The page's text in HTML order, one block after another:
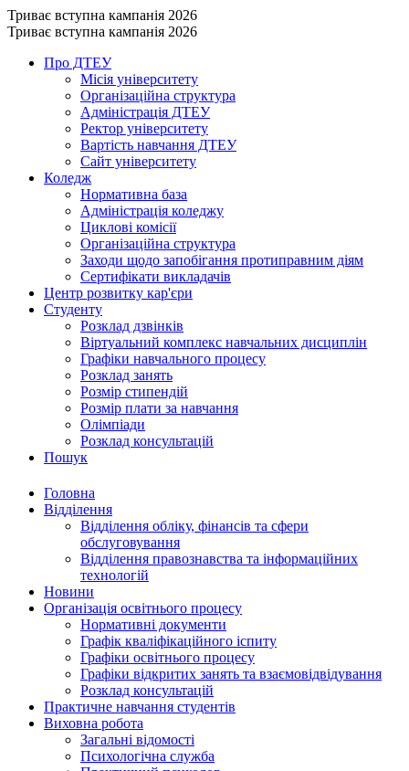
Триває вступна кампанія 2026
Триває вступна кампанія 2026
Про ДТЕУ
Місія університету
Організаційна структура
Адміністрація ДТЕУ
Ректор університету
Вартість навчання ДТЕУ
Сайт університету
Коледж
Нормативна база
Адміністрація коледжу
Циклові комісії
Організаційна структура
Заходи щодо запобігання протиправним діям
Сертифікати викладачів
Центр розвитку кар'єри
Студенту
Розклад дзвінків
Віртуальний комплекс навчальних дисциплін
Графіки навчального процесу
Розклад занять
Розмір стипендій
Розмір плати за навчання
Олімпіади
Розклад консультацій
Пошук
Головна
Відділення
Відділення обліку, фінансів та сфери
обслуговування
Відділення правознавства та інформаційних
технологій
Новини
Організація освітнього процесу
Нормативні документи
Графік кваліфікаційного іспиту
Графіки освітнього процесу
Графіки відкритих занять та взаємовідвідування
Розклад консультацій
Практичне навчання студентів
Виховна робота
Загальні відомості
Психологічна служба